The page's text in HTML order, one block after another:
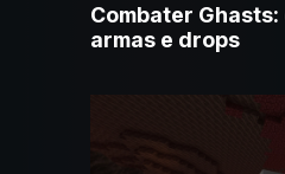
Combater
armas e drops